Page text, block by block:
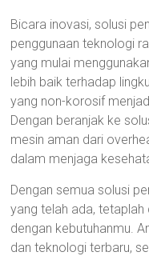
Bicara inovasi, solusi
penggunaan teknologi
yang mulai
lebih baik terhadap
yang non-korosif
Dengan beranjak ke
mesin aman dari
dalam menjaga
Dengan semua solusi
yang telah ada,
dengan kebutuhanmu.
dan teknologi terbaru,